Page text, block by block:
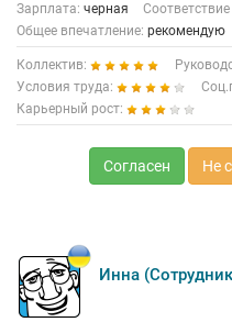
Зарплата: черная
Общее впечатление: рекомендую
Коллектив:
Условия труда:
Карьерный рост:
Согласен Не
Инна